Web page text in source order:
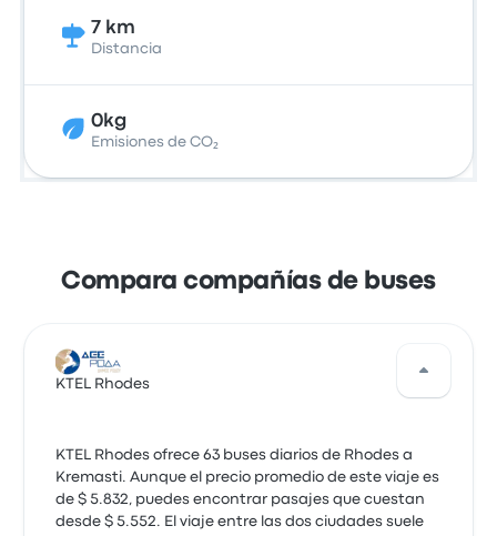
7 km
Distancia
0kg
Emisiones de CO₂
Compara compañías de buses
KTEL Rhodes
KTEL Rhodes ofrece 63 buses diarios de Rhodes a
Kremasti. Aunque el precio promedio de este viaje es
de $ 5.832, puedes encontrar pasajes que cuestan
desde $ 5.552. El viaje entre las dos ciudades suele